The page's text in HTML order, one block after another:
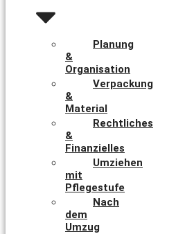
Planung
&
Organisation
Verpackung
&
Material
Rechtliches
&
Finanzielles
Umziehen
mit
Pflegestufe
Nach
dem
Umzug